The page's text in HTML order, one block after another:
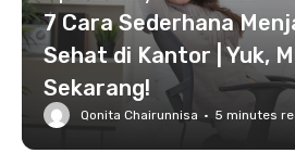
7 Cara Sederhana
Sehat di Kantor | Yuk,
Sekarang!
Qonita Chairunnisa · 5 minutes